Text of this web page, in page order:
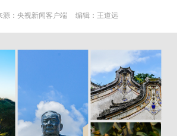
源：央视新闻客户端 编辑：王道远